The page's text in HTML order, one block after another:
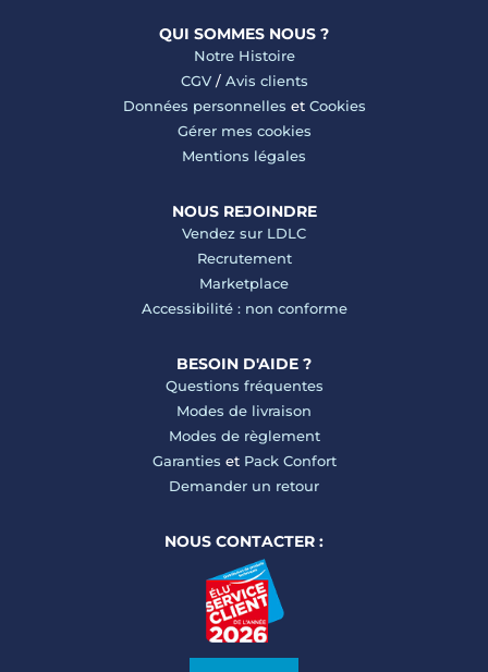
QUI SOMMES NOUS ?
Notre Histoire
CGV/ Avis clients
Données personnelles et Cookies
Gérer mes cookies
Mentions légales
NOUS REJOINDRE
Vendez sur LDLC
Recrutement
Marketplace
Accessibilité : non conforme
BESOIN D'AIDE ?
Questions fréquentes
Modes de livraison
Modes de règlement
Garanties et Pack Confort
Demander un retour
NOUS CONTACTER :